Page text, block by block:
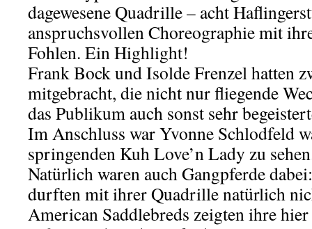
dagewesene Quadrille – acht
anspruchsvollen Choreographie mit
Fohlen. Ein Highlight!
Frank Bock und Isolde Frenzel hatten
mitgebracht, die nicht nur fliegende
das Publikum auch sonst sehr
Im Anschluss war Yvonne Schlodfeld
springenden Kuh Love’n Lady zu
Natürlich waren auch Gangpferde
durften mit ihrer Quadrille natürlich
American Saddlebreds zeigten ihre